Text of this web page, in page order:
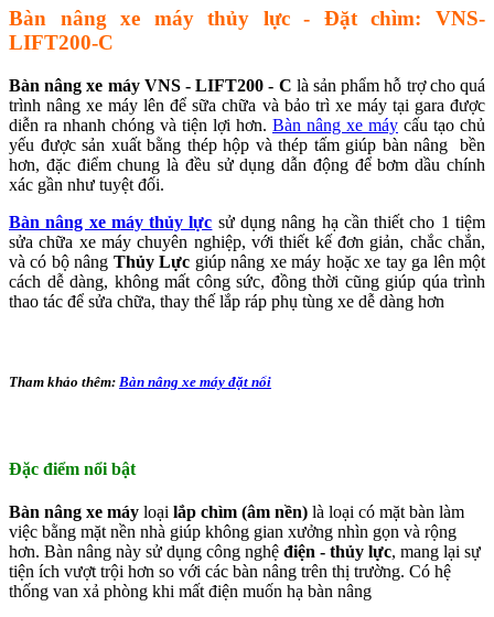
Bàn nâng xe máy thủy lực - Đặt chìm: VNS-
LIFT200-C
Bàn nâng xe máy VNS - LIFT200 - C là sản phẩm hỗ trợ cho quá
trình nâng xe máy lên để sữa chữa và bảo trì xe máy tại gara được
diễn ra nhanh chóng và tiện lợi hơn. Bàn nâng xe máy cấu tạo chủ
yếu được sản xuất bằng thép hộp và thép tấm giúp bàn nâng bền
hơn, đặc điểm chung là đều sử dụng dẫn động để bơm dầu chính
xác gần như tuyệt đối.
Bàn nâng xe máy thủy lực sử dụng nâng hạ cần thiết cho 1 tiệm
sửa chữa xe máy chuyên nghiệp, với thiết kế đơn giản, chắc chắn,
và có bộ nâng Thủy Lực giúp nâng xe máy hoặc xe tay ga lên một
cách dễ dàng, không mất công sức, đồng thời cũng giúp qúa trình
thao tác để sửa chữa, thay thế lắp ráp phụ tùng xe dễ dàng hơn
Tham khảo thêm: Bàn nâng xe máy đặt nổi
Đặc điểm nổi bật
Bàn nâng xe máy loại lắp chìm (âm nền) là loại có mặt bàn làm
việc bằng mặt nền nhà giúp không gian xưởng nhìn gọn và rộng
hơn. Bàn nâng này sử dụng công nghệ điện - thủy lực, mang lại sự
tiện ích vượt trội hơn so với các bàn nâng trên thị trường. Có hệ
thống van xả phòng khi mất điện muốn hạ bàn nâng